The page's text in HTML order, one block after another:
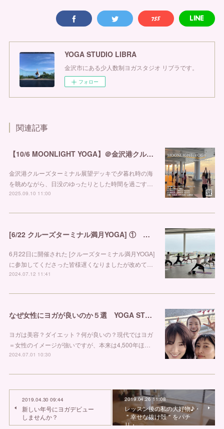
YOGA STUDIO LIBRA
金沢市にある少人数制ヨガスタジオ リブラです。
フォロー
関連記事
【10/6 MOONLIGHT YOGA】＠金沢港クルーズターミナル
金沢港クルーズターミナル展望デッキで夕暮れ時の海
を眺めながら、日没のゆったりとした時間を過ごす…
2025.09.10 11:00
[6/22 クルーズターミナル満月YOGA] ① 金沢市ヨガスタジオ リブラ
6月22日に開催された [クルーズターミナル満月YOGA]
に参加してくださった皆様遅くなりましたが改めて…
2024.07.12 11:41
なぜ女性にヨガが良いのか５選 YOGA STUDIO LIBRA
ヨガは美容？ダイエット？何が良いの？現代ではヨガ
＝女性のイメージが強いですが、本来は4,500年ほ…
2024.07.01 10:30
2019.04.30 09:44
新しい年号にヨガデビュー
しませんか？
2019.04.26 11:08
レッスン後の私の大好物♪・
＂幸せな抜け殻＂をパチ
リ・